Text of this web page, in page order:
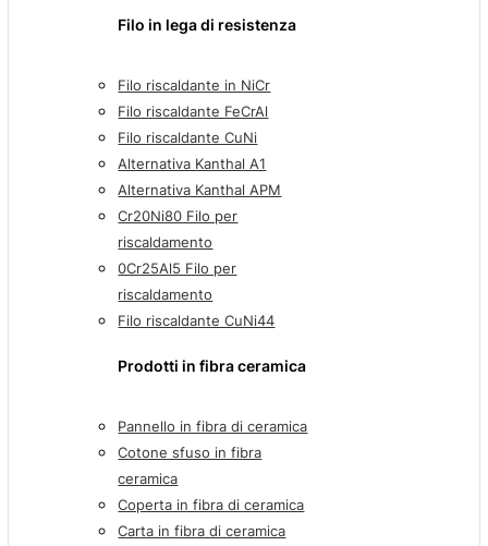
Filo in lega di resistenza
Filo riscaldante in NiCr
Filo riscaldante FeCrAl
Filo riscaldante CuNi
Alternativa Kanthal A1
Alternativa Kanthal APM
Cr20Ni80 Filo per
riscaldamento
0Cr25Al5 Filo per
riscaldamento
Filo riscaldante CuNi44
Prodotti in fibra ceramica
Pannello in fibra di ceramica
Cotone sfuso in fibra
ceramica
Coperta in fibra di ceramica
Carta in fibra di ceramica